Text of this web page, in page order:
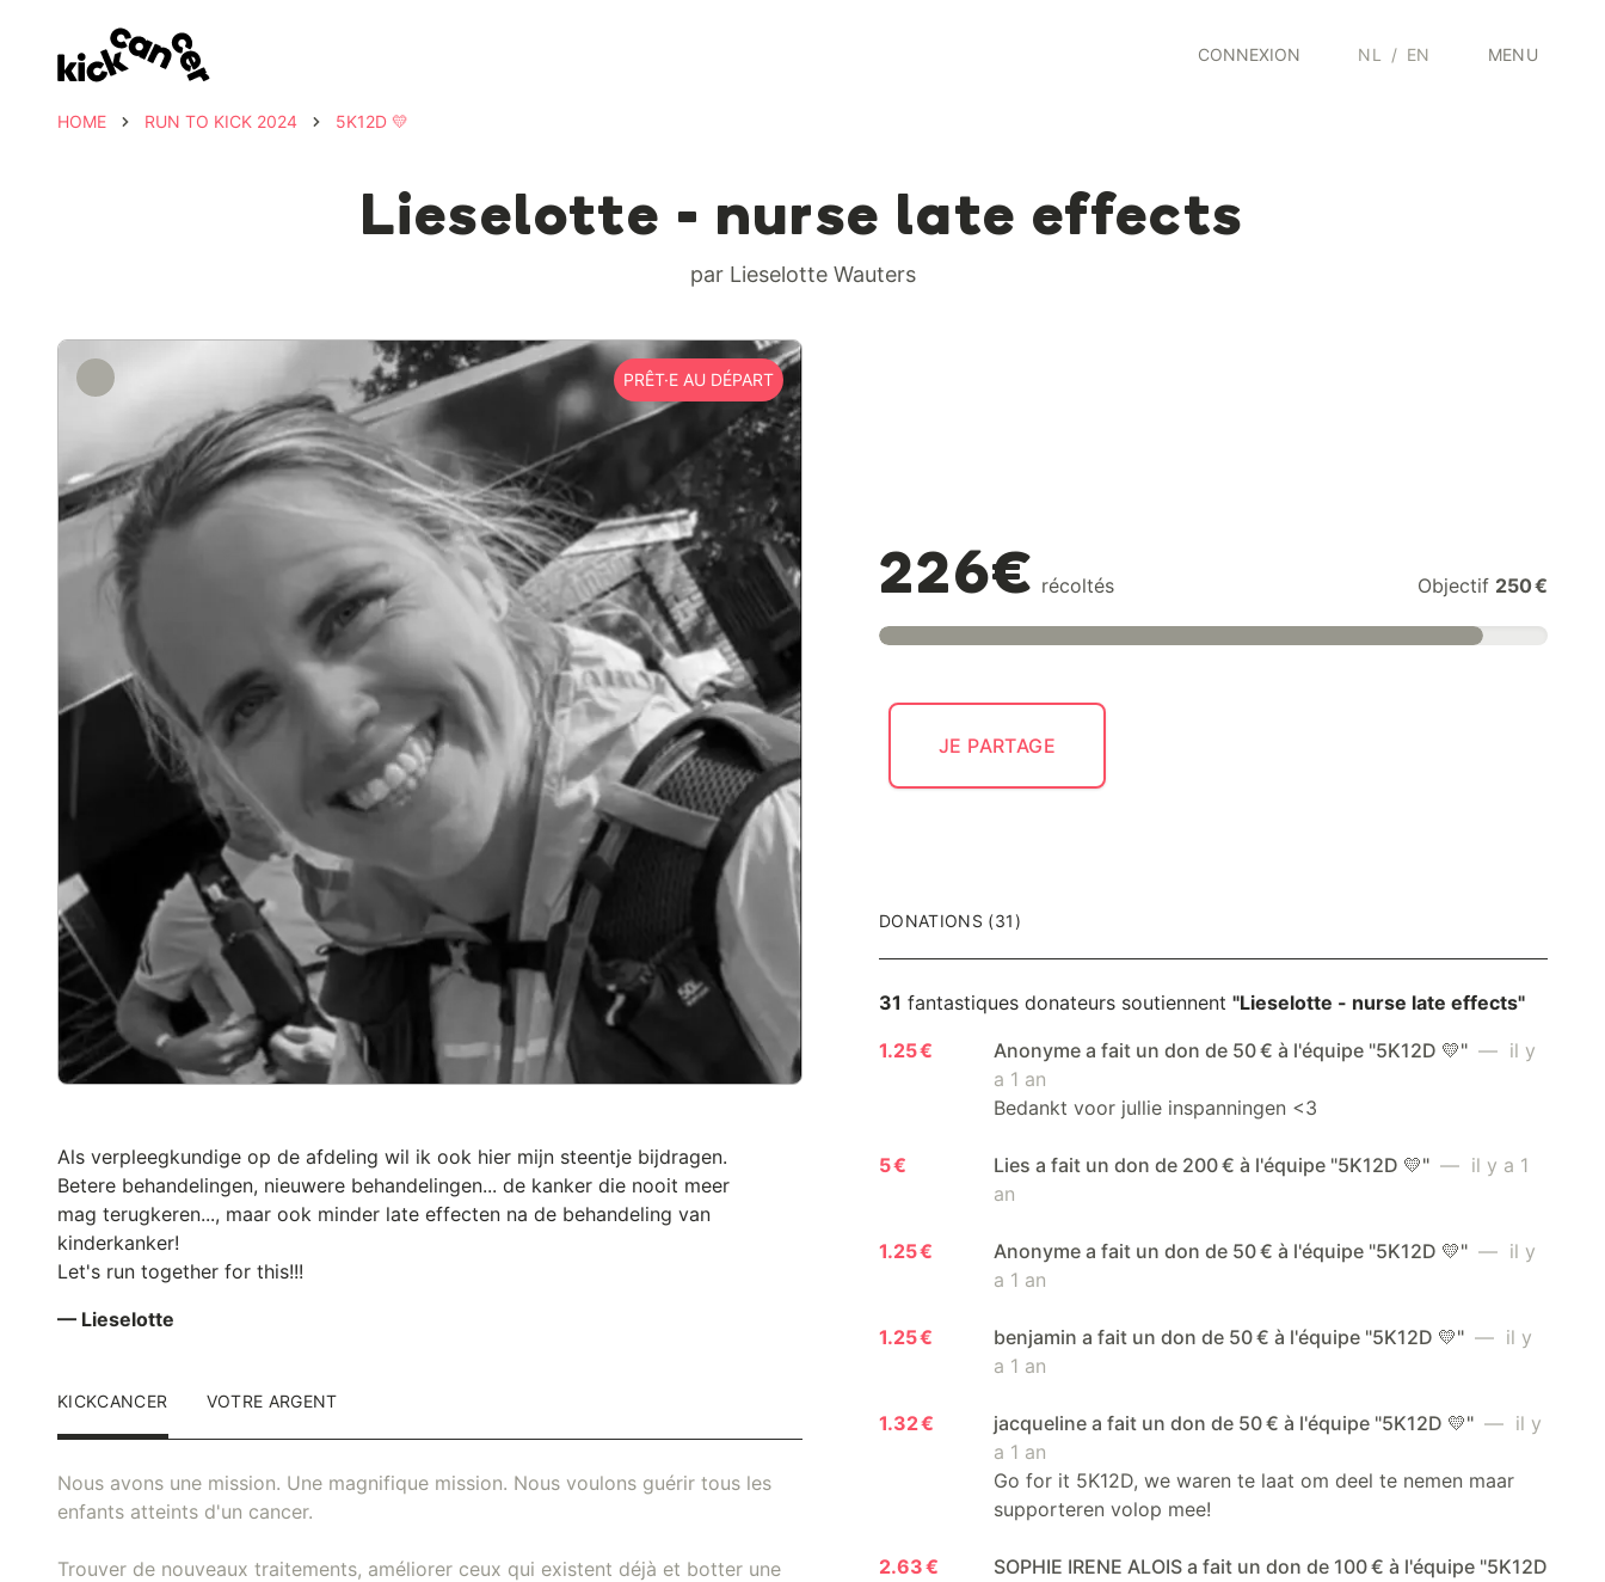
CONNEXION NL / EN MENU
HOME RUN TO KICK 2024 5K12D 💛
Lieselotte - nurse late effects
par Lieselotte Wauters
PRÊT·E AU DÉPART
226€ récoltés Objectif 250 €
JE PARTAGE
Als verpleegkundige op de afdeling wil ik ook hier mijn steentje bijdragen.
Betere behandelingen, nieuwere behandelingen... de kanker die nooit meer
mag terugkeren..., maar ook minder late effecten na de behandeling van
kinderkanker!
Let's run together for this!!!
— Lieselotte
KICKCANCER VOTRE ARGENT
Nous avons une mission. Une magnifique mission. Nous voulons guérir tous les
enfants atteints d'un cancer.
Trouver de nouveaux traitements, améliorer ceux qui existent déjà et botter une
DONATIONS (31)
31 fantastiques donateurs soutiennent "Lieselotte - nurse late effects"
1.25 €
Anonyme a fait un don de 50 € à l'équipe "5K12D 💛" — il y
a 1 an
Bedankt voor jullie inspanningen <3
5 € Lies a fait un don de 200 € à l'équipe "5K12D 💛" — il y a 1
an
1.25 € Anonyme a fait un don de 50 € à l'équipe "5K12D 💛" — il y
a 1 an
1.25 € benjamin a fait un don de 50 € à l'équipe "5K12D 💛" — il y
a 1 an
1.32 € jacqueline a fait un don de 50 € à l'équipe "5K12D 💛" — il y
a 1 an
Go for it 5K12D, we waren te laat om deel te nemen maar
supporteren volop mee!
2.63 €
SOPHIE IRENE ALOIS a fait un don de 100 € à l'équipe "5K12D